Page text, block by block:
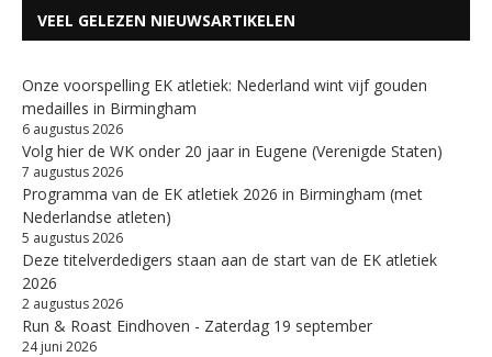
VEEL GELEZEN NIEUWSARTIKELEN
Onze voorspelling EK atletiek: Nederland wint vijf gouden
medailles in Birmingham
6 augustus 2026
Volg hier de WK onder 20 jaar in Eugene (Verenigde Staten)
7 augustus 2026
Programma van de EK atletiek 2026 in Birmingham (met
Nederlandse atleten)
5 augustus 2026
Deze titelverdedigers staan aan de start van de EK atletiek
2026
2 augustus 2026
Run & Roast Eindhoven - Zaterdag 19 september
24 juni 2026